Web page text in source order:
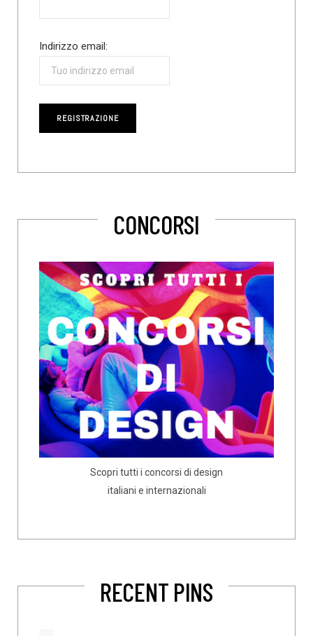
Indirizzo email:
CONCORSI
Scopri tutti i concorsi di design
italiani e internazionali
RECENT PINS